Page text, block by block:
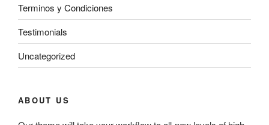
Terminos y Condiciones
Testimonials
Uncategorized
ABOUT US